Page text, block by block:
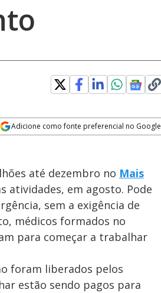
Adicione como fonte preferencial no Google
até dezembro no Mais
atividades, em agosto. Pode
sem a exigência de
médicos formados no
para começar a trabalhar
foram liberados pelos
estão sendo pagos para